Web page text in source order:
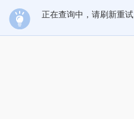
正在查询中，请刷新重试